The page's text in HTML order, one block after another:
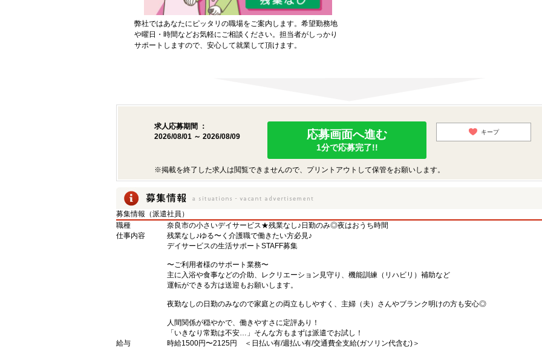
弊社ではあなたにピッタリの職場をご案内します。希望勤務地
や曜日・時間などお気軽にご相談ください。担当者がしっかり
サポートしますので、安心して就業して頂けます。
求人応募期間 ：
2026/08/01 ～ 2026/08/09
応募画面へ進む
1分で応募完了!!
キープ
※掲載を終了した求人は閲覧できませんので、プリントアウトして保管をお願いします。
募集情報（派遣社員）
職種
奈良市の小さいデイサービス★残業なし♪日勤のみ◎夜はおうち時間
仕事内容
残業なし♪ゆる〜く介護職で働きたい方必見♪
デイサービスの生活サポートSTAFF募集
〜ご利用者様のサポート業務〜
主に入浴や食事などの介助、レクリエーション見守り、機能訓練（リハビリ）補助など
運転ができる方は送迎もお願いします。
夜勤なしの日勤のみなので家庭との両立もしやすく、主婦（夫）さんやブランク明けの方も安心◎
人間関係が穏やかで、働きやすさに定評あり！
「いきなり常勤は不安…」そんな方もまずは派遣でお試し！
給与
時給1500円〜2125円 ＜日払い有/週払い有/交通費全支給(ガソリン代含む)＞